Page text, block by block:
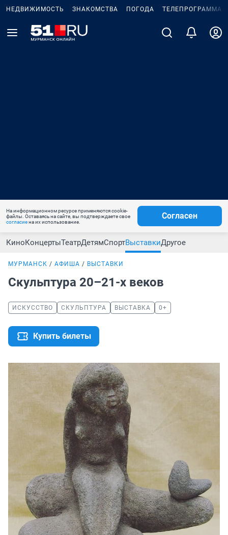
НЕДВИЖИМОСТЬ ЗНАКОМСТВА ПОГОДА ТЕЛЕПРОГРАММА
На информационном ресурсе применяются cookie-
файлы. Оставаясь на сайте, вы подтверждаете свое
согласиена их использование.
Согласен
КиноКонцертыТеатрДетямСпортВыставкиДругое
МУРМАНСК АФИША ВЫСТАВКИ
Скульптура 20–21-x веков
ИСКУССТВО СКУЛЬПТУРА ВЫСТАВКА 0+
Купить билеты